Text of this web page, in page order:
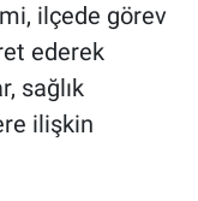
ilçede görev
ederek
sağlık
ilişkin